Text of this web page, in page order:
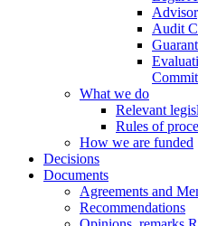
Audit
What we do
Relevant
Rules of
How we are funded
Decisions
Documents
Agreements and
Recommendations